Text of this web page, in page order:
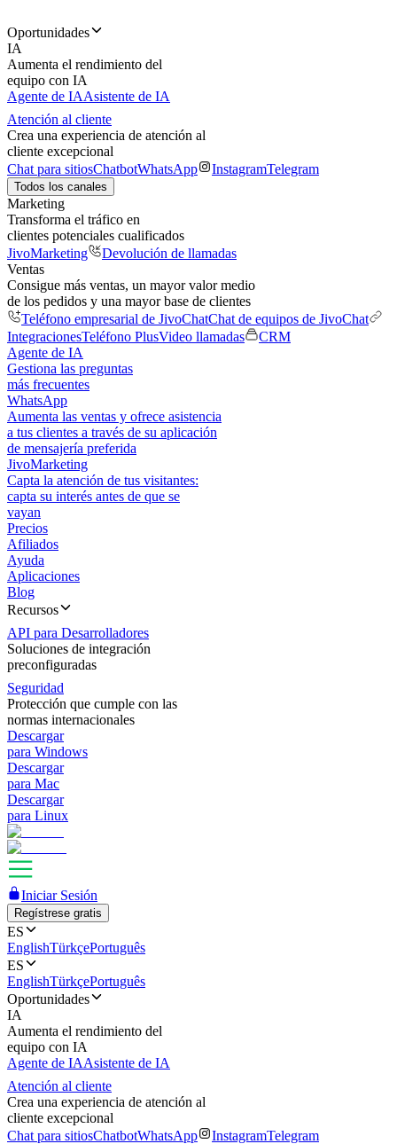
Oportunidades
IA
Aumenta el rendimiento del
equipo con IA
Agente de IAAsistente de IA
Atención al cliente
Crea una experiencia de atención al
cliente excepcional
Chat para sitiosChatbotWhatsApp InstagramTelegram
Todos los canales
Marketing
Transforma el tráfico en
clientes potenciales cualificados
JivoMarketing
Devolución de llamadas
Ventas
Consigue más ventas, un mayor valor medio
de los pedidos y una mayor base de clientes
Teléfono empresarial de JivoChatChat de equipos de JivoChat
IntegracionesTeléfono PlusVideo llamadas
CRM
Agente de IA
Gestiona las preguntas
más frecuentes
WhatsApp
Aumenta las ventas y ofrece asistencia
a tus clientes a través de su aplicación
de mensajería preferida
JivoMarketing
Capta la atención de tus visitantes:
capta su interés antes de que se
vayan
Precios
Afiliados
Ayuda
Aplicaciones
Blog
Recursos
API para Desarrolladores
Soluciones de integración
preconfiguradas
Seguridad
Protección que cumple con las
normas internacionales
Descargar
para Windows
Descargar
para Mac
Descargar
para Linux
Iniciar Sesión
Regístrese gratis
ES
EnglishTürkçePortuguês
ES
EnglishTürkçePortuguês
Oportunidades
IA
Aumenta el rendimiento del
equipo con IA
Agente de IAAsistente de IA
Atención al cliente
Crea una experiencia de atención al
cliente excepcional
Chat para sitiosChatbotWhatsApp InstagramTelegram